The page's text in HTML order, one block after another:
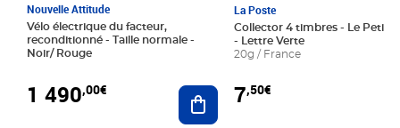
Nouvelle Attitude
Vélo électrique du facteur,
reconditionné - Taille normale -
Noir/ Rouge
1 490,00€ Ajouter au panier
La Poste
Collector 4 timbres - Le Petit
- Lettre Verte
20g / France
7,50€